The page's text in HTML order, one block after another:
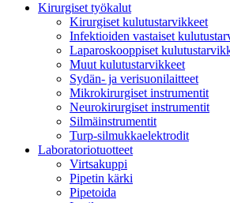
Kirurgiset työkalut
Kirurgiset kulutustarvikkeet
Infektioiden vastaiset
Laparoskooppiset
Muut kulutustarvikkeet
Sydän- ja verisuonilaitteet
Mikrokirurgiset instrumentit
Neurokirurgiset instrumentit
Silmäinstrumentit
Turp-silmukkaelektrodit
Laboratoriotuotteet
Virtsakuppi
Pipetin kärki
Pipetoida